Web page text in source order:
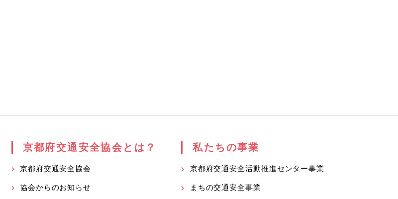
京都府交通安全協会とは？
京都府交通安全協会
協会からのお知らせ
私たちの事業
京都府交通安全活動推進センター事業
まちの交通安全事業